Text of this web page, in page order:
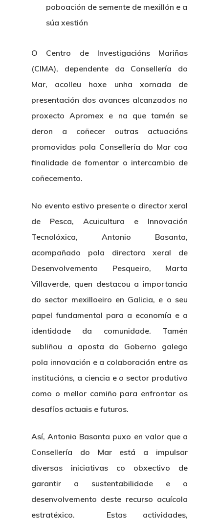
poboación de semente de mexillón e a
súa xestión
O Centro de Investigacións Mariñas
(CIMA), dependente da Consellería do
Mar, acolleu hoxe unha xornada de
presentación dos avances alcanzados no
proxecto Apromex e na que tamén se
deron a coñecer outras actuacións
promovidas pola Consellería do Mar coa
finalidade de fomentar o intercambio de
coñecemento.
No evento estivo presente o director xeral
de Pesca, Acuicultura e Innovación
Tecnolóxica, Antonio Basanta,
acompañado pola directora xeral de
Desenvolvemento Pesqueiro, Marta
Villaverde, quen destacou a importancia
do sector mexilloeiro en Galicia, e o seu
papel fundamental para a economía e a
identidade da comunidade. Tamén
subliñou a aposta do Goberno galego
pola innovación e a colaboración entre as
institucións, a ciencia e o sector produtivo
como o mellor camiño para enfrontar os
desafíos actuais e futuros.
Así, Antonio Basanta puxo en valor que a
Consellería do Mar está a impulsar
diversas iniciativas co obxectivo de
garantir a sustentabilidade e o
desenvolvemento deste recurso acuícola
estratéxico. Estas actividades,
Corporativa
Centro De
Ofertas De Traballo
Plan De Igualdade